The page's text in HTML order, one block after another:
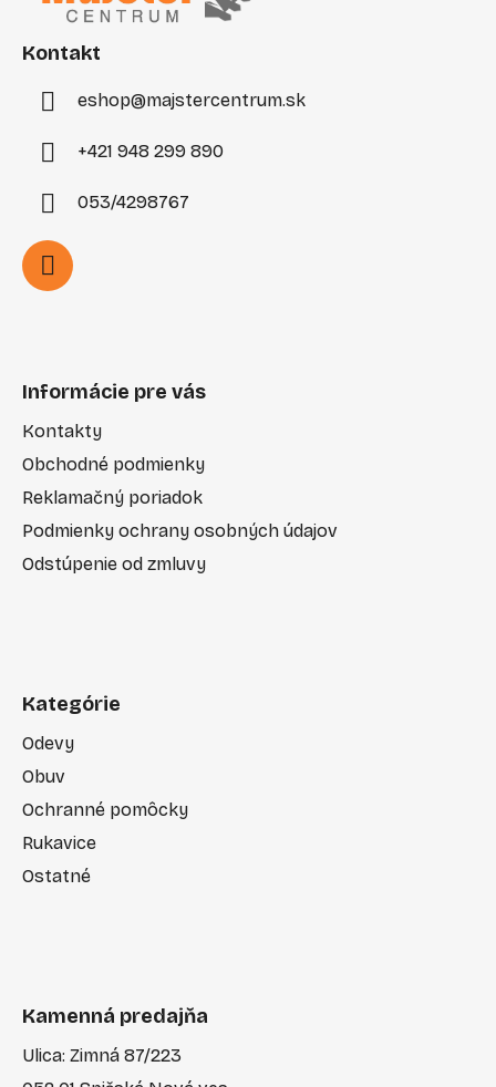
Kontakt
eshop@majstercentrum.sk
+421 948 299 890
053/4298767
Informácie pre vás
Kontakty
Obchodné podmienky
Reklamačný poriadok
Podmienky ochrany osobných údajov
Odstúpenie od zmluvy
Kategórie
Odevy
Obuv
Ochranné pomôcky
Rukavice
Ostatné
Kamenná predajňa
Ulica: Zimná 87/223